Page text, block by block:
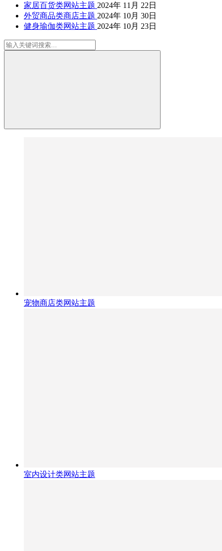
家居百货类网站主题 2024年 11月 22日
外贸商品类商店主题 2024年 10月 30日
健身瑜伽类网站主题 2024年 10月 23日
宠物商店类网站主题
室内设计类网站主题